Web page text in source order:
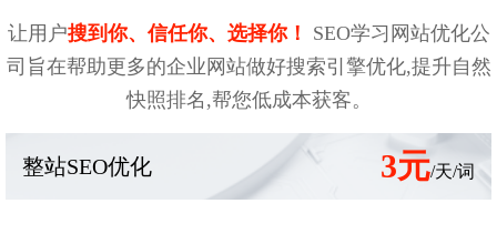
让用户搜到你、信任你、选择你！
SEO学习网站优化公
司旨在帮助更多的企业网站做好搜索引擎优化,提升自然
快照排名,帮您低成本获客。
整站SEO优化 3元/天/词